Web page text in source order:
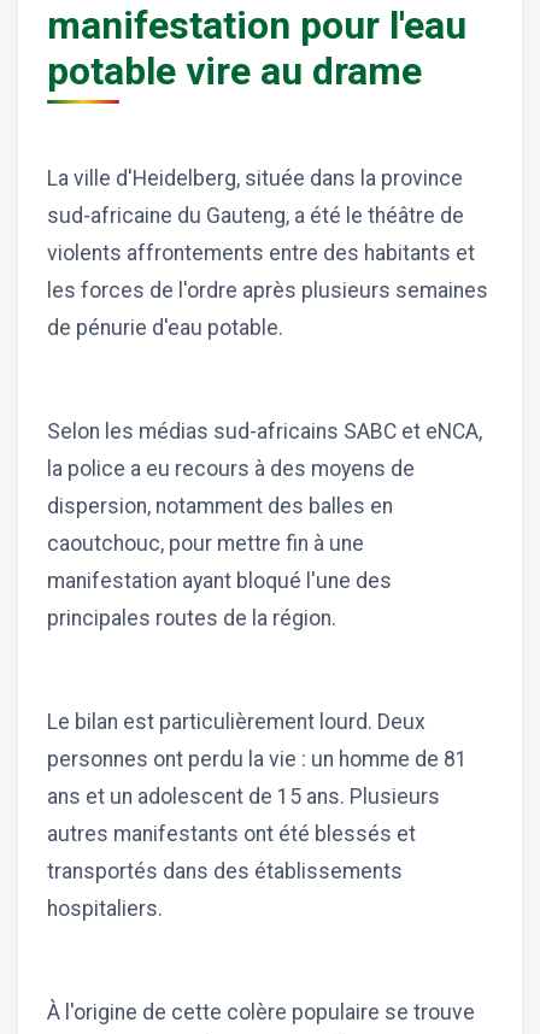
manifestation pour l'eau
potable vire au drame
La ville d'Heidelberg, située dans la province
sud-africaine du Gauteng, a été le théâtre de
violents affrontements entre des habitants et
les forces de l'ordre après plusieurs semaines
de pénurie d'eau potable.
Selon les médias sud-africains SABC et eNCA,
la police a eu recours à des moyens de
dispersion, notamment des balles en
caoutchouc, pour mettre fin à une
manifestation ayant bloqué l'une des
principales routes de la région.
Le bilan est particulièrement lourd. Deux
personnes ont perdu la vie : un homme de 81
ans et un adolescent de 15 ans. Plusieurs
autres manifestants ont été blessés et
transportés dans des établissements
hospitaliers.
À l'origine de cette colère populaire se trouve